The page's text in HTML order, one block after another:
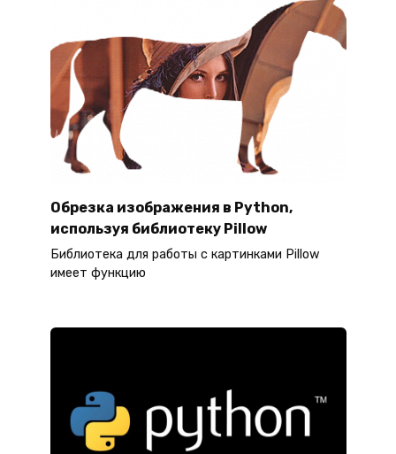
Обрезка изображения в Python,
используя библиотеку Pillow
Библиотека для работы с картинками Pillow
имеет функцию